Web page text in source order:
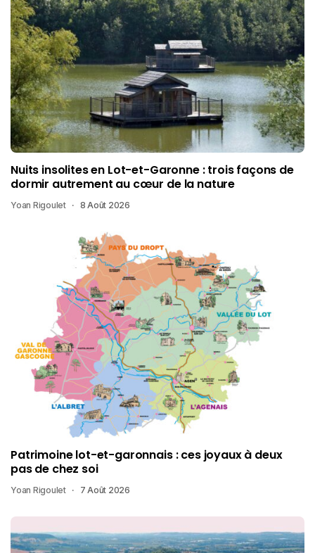
Nuits insolites en Lot-et-Garonne : trois façons de
dormir autrement au cœur de la nature
Yoan Rigoulet 8 Août 2026
Patrimoine lot-et-garonnais : ces joyaux à deux
pas de chez soi
Yoan Rigoulet 7 Août 2026